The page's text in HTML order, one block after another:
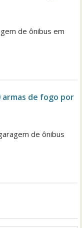
de ônibus em
de fogo por
de ônibus